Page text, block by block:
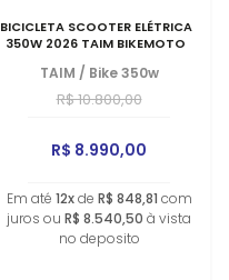
BICICLETA SCOOTER ELÉTRICA
350W 2026 TAIM BIKEMOTO
TAIM / Bike 350w
R$ 10.800,00
R$ 8.990,00
Em até 12xde R$ 848,81 com
juros ou R$ 8.540,50 à vista
no deposito